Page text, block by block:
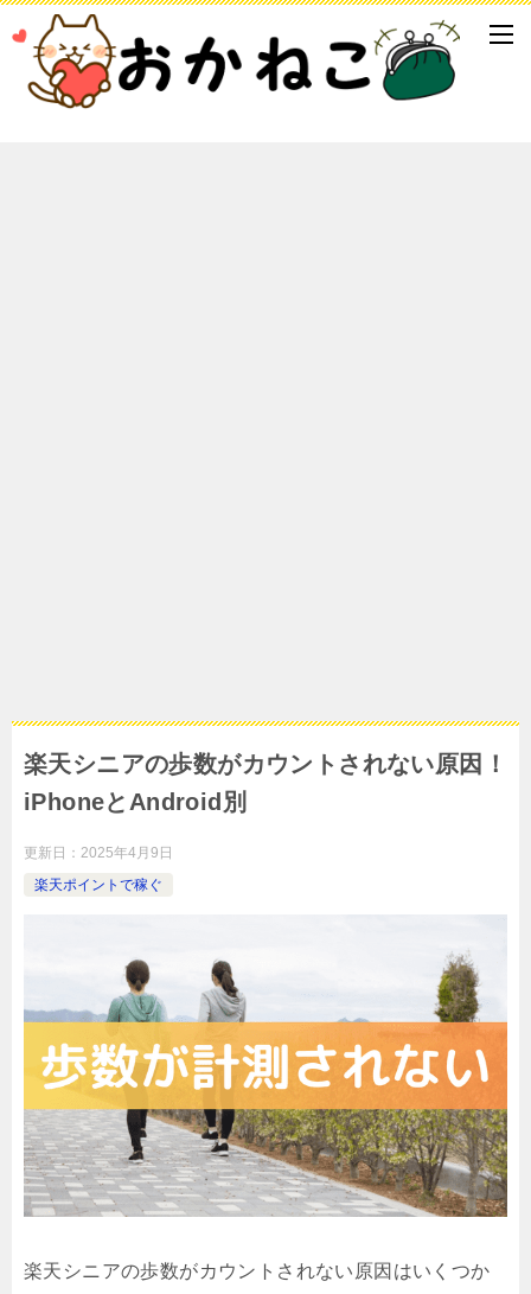
楽天シニアの歩数がカウントされない原因！
iPhoneとAndroid別
更新日： 2025年4月9日
楽天ポイントで稼ぐ
楽天シニアの歩数がカウントされない原因はいくつか